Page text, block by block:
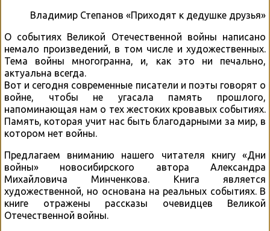
Владимир Степанов «Приходят к дедушке друзья»
О событиях Великой Отечественной войны написано
немало произведений, в том числе и художественных.
Тема войны многогранна, и, как это ни печально,
актуальна всегда.
Вот и сегодня современные писатели и поэты говорят о
войне, чтобы не угасала память прошлого,
напоминающая нам о тех жестоких кровавых событиях.
Память, которая учит нас быть благодарными за мир, в
котором нет войны.
Предлагаем вниманию нашего читателя книгу «Дни
войны» новосибирского автора Александра
Михайловича Минченкова. Книга является
художественной, но основана на реальных событиях. В
книге отражены рассказы очевидцев Великой
Отечественной войны.